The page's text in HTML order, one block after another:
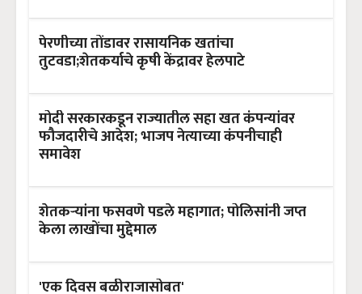
पेरणीच्या तोंडावर रासायनिक खतांचा
तुटवडा;शेतकर्याचे कृषी केंद्रावर हेलपाटे
मोदी सरकारकडून राज्यातील सहा खत कंपन्यांवर
फौजदारीचे आदेश; भाजप नेत्याच्या कंपनीचाही
समावेश
शेतकऱ्यांना फसवणे पडले महागात; पोलिसांनी जप्त
केला लाखोंचा मुद्देमाल
'एक दिवस बळीराजासोबत'